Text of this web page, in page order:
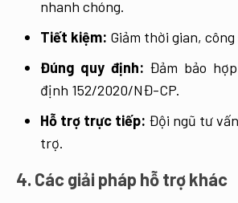
nhanh chóng.
Tiết kiệm: Giảm thời gian,
Đúng quy định: Đảm bảo
định 152/2020/NĐ-CP.
Hỗ trợ trực tiếp: Đội ngũ tư
trợ.
4. Các giải pháp hỗ trợ khác